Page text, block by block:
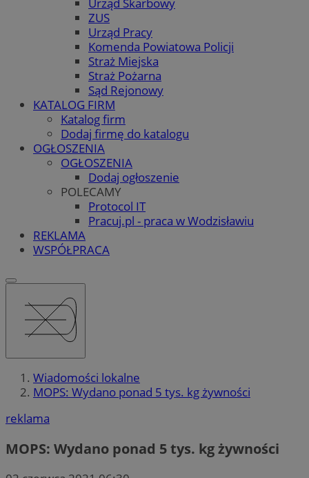
ZUS
Urząd Pracy
Komenda Powiatowa Policji
Straż Miejska
Straż Pożarna
Sąd Rejonowy
KATALOG FIRM
Katalog firm
Dodaj firmę do katalogu
OGŁOSZENIA
OGŁOSZENIA
Dodaj ogłoszenie
POLECAMY
Protocol IT
Pracuj.pl - praca w Wodzisławiu
REKLAMA
WSPÓŁPRACA
Wiadomości lokalne
MOPS: Wydano ponad 5 tys. kg żywności
reklama
MOPS: Wydano ponad 5 tys. kg żywności